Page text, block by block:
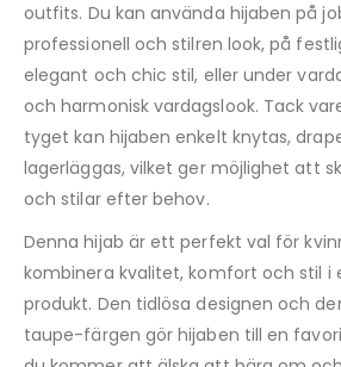
outfits. Du kan använda hijaben på
professionell och stilren look, på
elegant och chic stil, eller under
och harmonisk vardagslook. Tack
tyget kan hijaben enkelt knytas,
lagerläggas, vilket ger möjlighet att
och stilar efter behov.
Denna hijab är ett perfekt val för
kombinera kvalitet, komfort och stil i
produkt. Den tidlösa designen och
taupe-färgen gör hijaben till en